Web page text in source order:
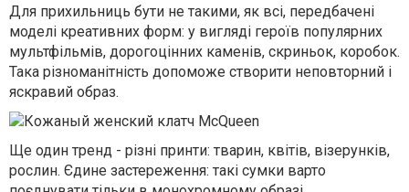
Для прихильниць бути не такими, як всі, передбачені
моделі креативних форм: у вигляді героїв популярних
мультфільмів, дорогоцінних каменів, скриньок, коробок.
Така різноманітність допоможе створити неповторний і
яскравий образ.
Ще один тренд - різні принти: тварин, квітів, візерунків,
рослин. Єдине застереження: такі сумки варто